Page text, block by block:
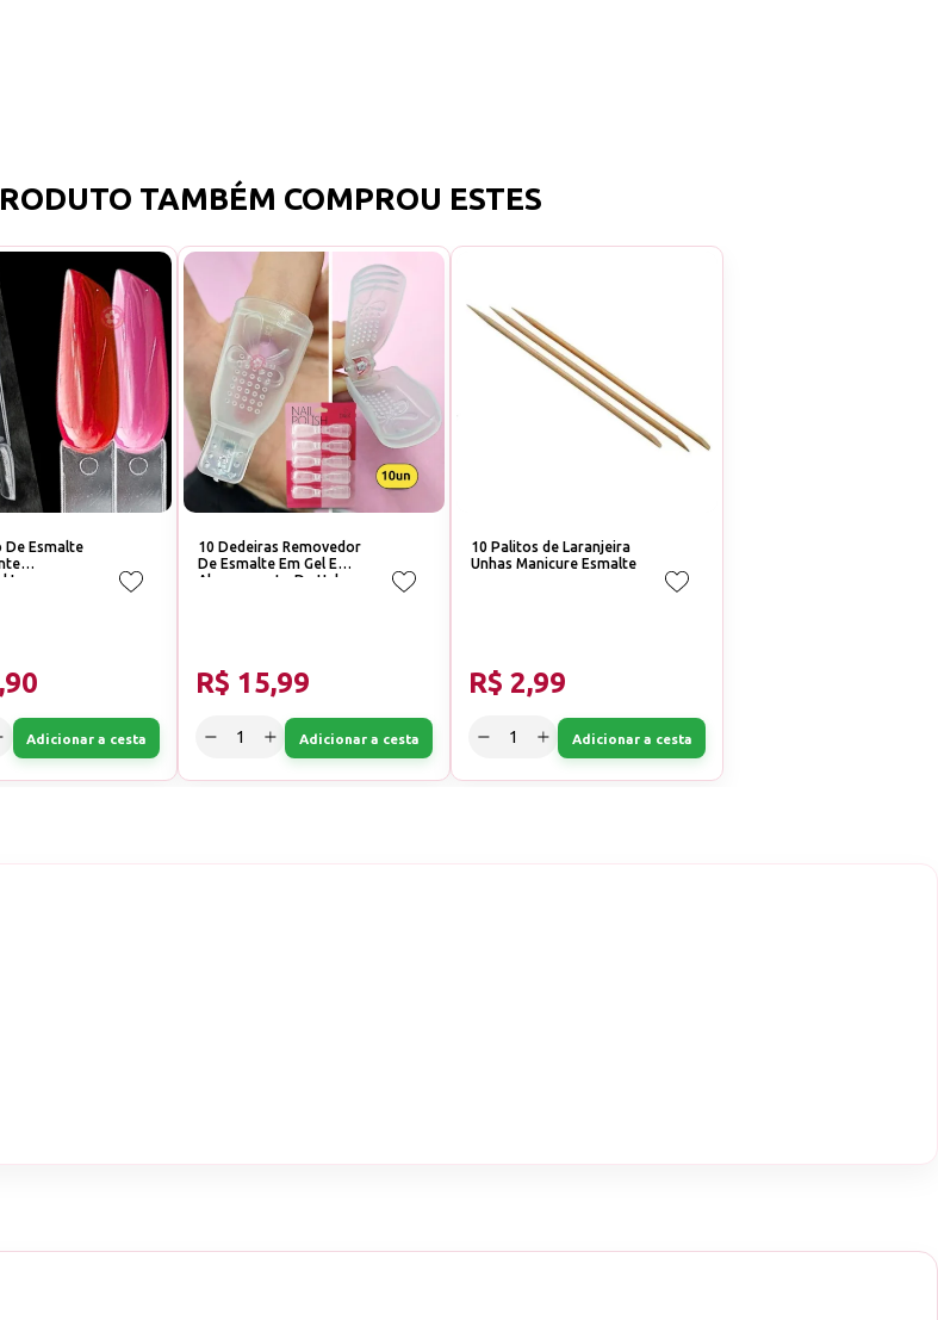
TAMBÉM COMPROU ESTES
Esmalte
Leque
Adicionar a cesta
10 Dedeiras Removedor
De Esmalte Em Gel E
Alongamento De Unhas
R$ 15,99
Adicionar a cesta
10 Palitos de Laranjeira
Unhas Manicure Esmalte
R$ 2,99
Adicionar a cesta